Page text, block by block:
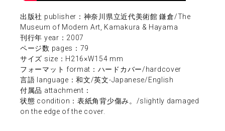
出版社 publisher：神奈川県立近代美術館 鎌倉/The
Museum of Modern Art, Kamakura & Hayama
刊行年 year：2007
ページ数 pages：79
サイズ size：H216×W154 mm
フォーマット format：ハードカバー/hardcover
言語 language：和文/英文-Japanese/English
付属品 attachment：
状態 condition：表紙角背少傷み。/slightly damaged
on the edge of the cover.